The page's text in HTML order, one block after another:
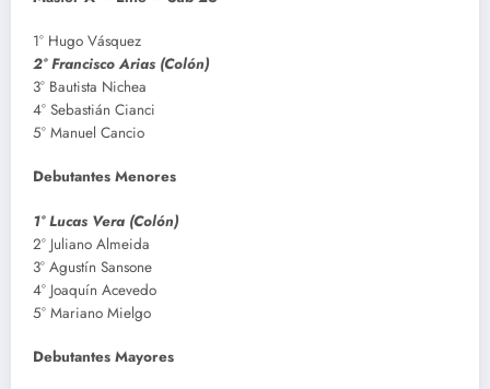
1° Hugo Vásquez
2° Francisco Arias (Colón)
3° Bautista Nichea
4° Sebastián Cianci
5° Manuel Cancio
Debutantes Menores
1° Lucas Vera (Colón)
2° Juliano Almeida
3° Agustín Sansone
4° Joaquín Acevedo
5° Mariano Mielgo
Debutantes Mayores